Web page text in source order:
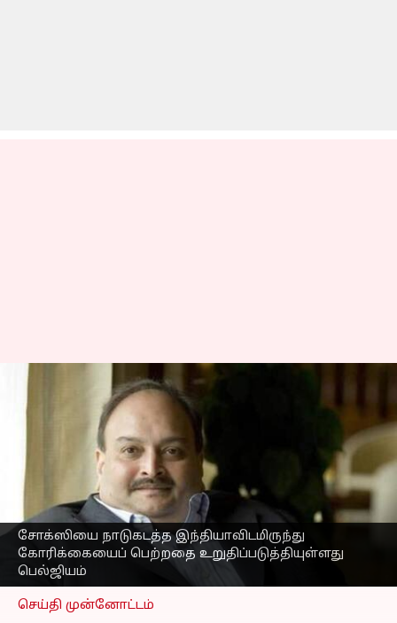
சோக்ஸியை நாடுகடத்த இந்தியாவிடமிருந்து
கோரிக்கையைப் பெற்றதை உறுதிப்படுத்தியுள்ளது
பெல்ஜியம்
'சட்ட
நடவடிக்கைகளுக்காக
சோக்ஸி தடுத்து
வைக்கப்பட்டுள்ளார்':
முதல் அறிக்கையை
வெளியிட்ட பெல்ஜியம்
எழுதியவர் Venkatalakshmi V Apr 14, 2025 06:55 pm
செய்தி முன்னோட்டம்